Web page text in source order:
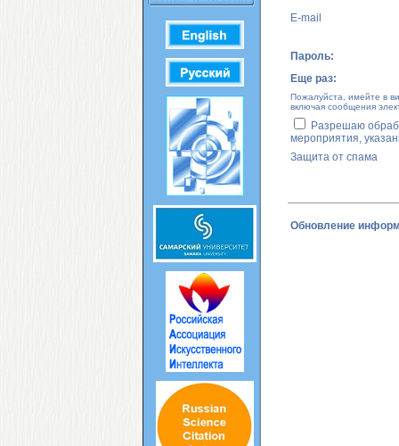
E-mail
Пароль:
Еще раз:
Пожалуйста, имейте в
включая сообщения
Разрешаю
мероприятия,
Защита от спама
Обновление